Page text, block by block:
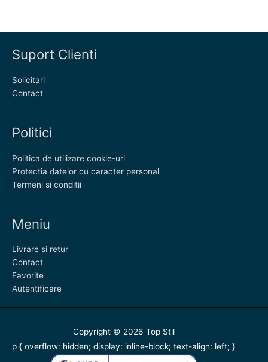
Suport Clienti
Solicitari
Contact
Politici
Politica de utilizare cookie-uri
Protectia datelor cu caracter personal
Termeni si conditii
Meniu
Livrare si retur
Contact
Favorite
Autentificare
Copyright © 2026 Top Stil
p { overflow: hidden; display: inline-block; text-align: left; }